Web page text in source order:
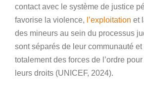
contact avec le système de justice
favorise la violence, l’exploitation et
des mineurs au sein du processus
sont séparés de leur communauté
totalement des forces de l’ordre
leurs droits (UNICEF, 2024).